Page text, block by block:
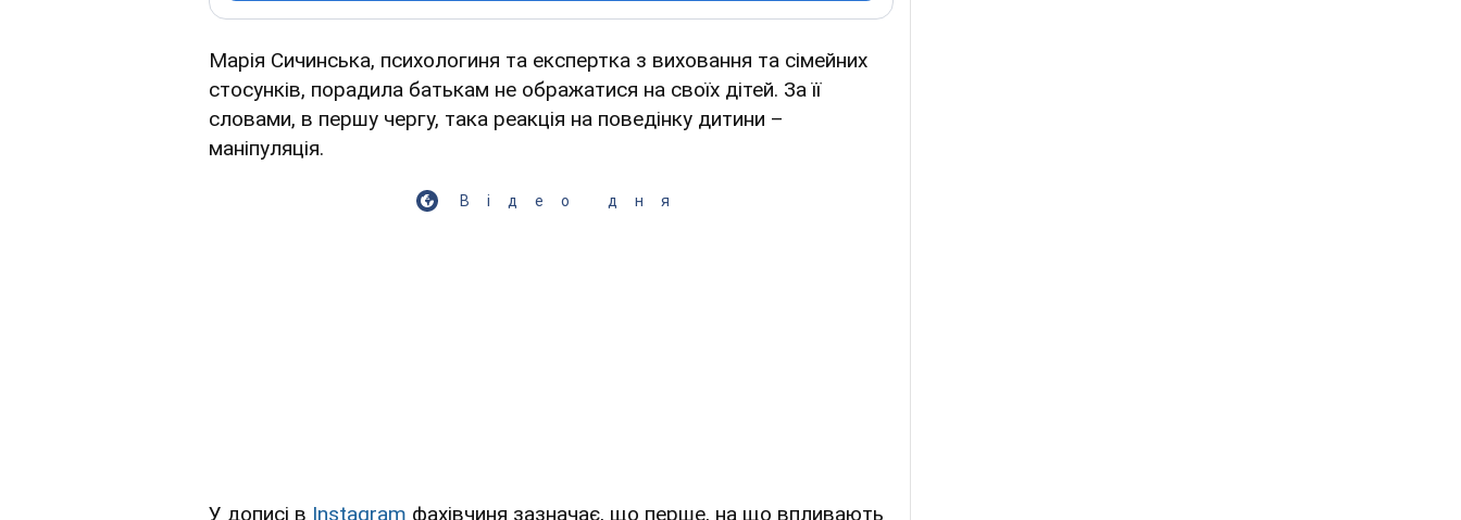
Марія Сичинська, психологиня та експертка з виховання та сімейних
стосунків, порадила батькам не ображатися на своїх дітей. За її
словами, в першу чергу, така реакція на поведінку дитини –
маніпуляція.
Відео дня
У дописі в Instagram фахівчиня зазначає, що перше, на що впливають